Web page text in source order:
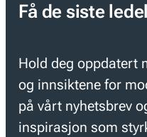
Få de siste
Hold deg oppdatert
og innsiktene for
på vårt nyhetsbrev
inspirasjon som